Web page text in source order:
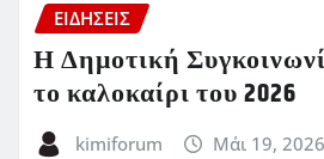
ΕΙΔΗΣΕΙΣ
Η Δημοτική
το καλοκαίρι του 2026
kimiforum Μάι 19, 2026